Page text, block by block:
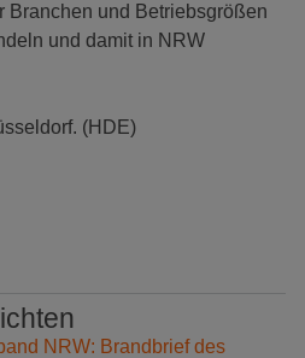
Branchen und Betriebsgrößen
und damit in NRW
(HDE)
NRW: Brandbrief des